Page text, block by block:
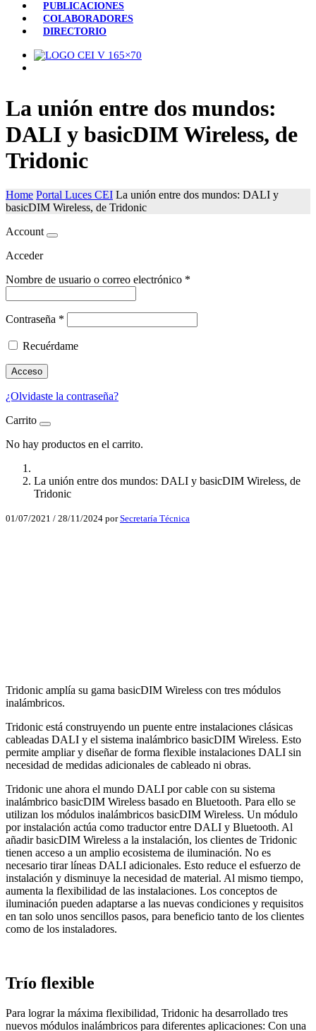
PUBLICACIONES
COLABORADORES
DIRECTORIO
La unión entre dos mundos:
DALI y basicDIM Wireless, de
Tridonic
Home Portal Luces CEI La unión entre dos mundos: DALI y
basicDIM Wireless, de Tridonic
Account
Acceder
Nombre de usuario o correo electrónico *
Contraseña *
Recuérdame
Acceso
¿Olvidaste la contraseña?
Carrito
No hay productos en el carrito.
La unión entre dos mundos: DALI y basicDIM Wireless, de
Tridonic
01/07/2021 / 28/11/2024 porSecretaría Técnica
Tridonic amplía su gama basicDIM Wireless con tres módulos
inalámbricos.
Tridonic está construyendo un puente entre instalaciones clásicas
cableadas DALI y el sistema inalámbrico basicDIM Wireless. Esto
permite ampliar y diseñar de forma flexible instalaciones DALI sin
necesidad de medidas adicionales de cableado ni obras.
Tridonic une ahora el mundo DALI por cable con su sistema
inalámbrico basicDIM Wireless basado en Bluetooth. Para ello se
utilizan los módulos inalámbricos basicDIM Wireless. Un módulo
por instalación actúa como traductor entre DALI y Bluetooth. Al
añadir basicDIM Wireless a la instalación, los clientes de Tridonic
tienen acceso a un amplio ecosistema de iluminación. No es
necesario tirar líneas DALI adicionales. Esto reduce el esfuerzo de
instalación y disminuye la necesidad de material. Al mismo tiempo,
aumenta la flexibilidad de las instalaciones. Los conceptos de
iluminación pueden adaptarse a las nuevas condiciones y requisitos
en tan solo unos sencillos pasos, para beneficio tanto de los clientes
como de los instaladores.
Trío flexible
Para lograr la máxima flexibilidad, Tridonic ha desarrollado tres
nuevos módulos inalámbricos para diferentes aplicaciones: Con una